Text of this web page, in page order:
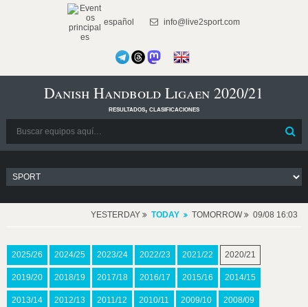
español info@live2sport.com
Danish Handbold Ligaen 2020/21
resultados, clasificaciones
YESTERDAY TODAY TOMORROW 09/08 16:03
2025/26 2024/25 2023/24 2022/23 2021/22 2020/21
2019/20 2018/19 2017/18 2016/17 2015/16 2014/15
2013/14 2012/13 2011/12 2010/11 2009/10 2008/09